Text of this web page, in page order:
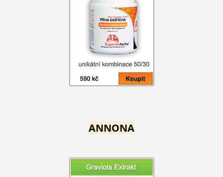
ANNONA